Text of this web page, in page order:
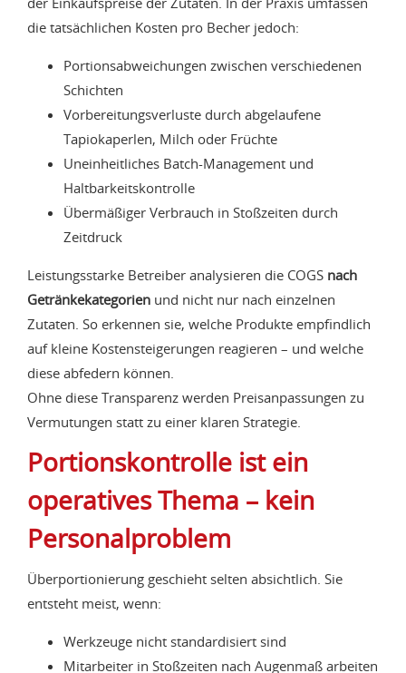
die tatsächlichen Kosten pro Becher jedoch:
Portionsabweichungen zwischen verschiedenen
Schichten
Vorbereitungsverluste durch abgelaufene
Tapiokaperlen, Milch oder Früchte
Uneinheitliches Batch-Management und
Haltbarkeitskontrolle
Übermäßiger Verbrauch in Stoßzeiten durch
Zeitdruck
Leistungsstarke Betreiber analysieren die COGS nach
Getränkekategorien und nicht nur nach einzelnen
Zutaten. So erkennen sie, welche Produkte empfindlich
auf kleine Kostensteigerungen reagieren – und welche
diese abfedern können.
Ohne diese Transparenz werden Preisanpassungen zu
Vermutungen statt zu einer klaren Strategie.
Portionskontrolle ist ein
operatives Thema – kein
Personalproblem
Überportionierung geschieht selten absichtlich. Sie
entsteht meist, wenn:
Werkzeuge nicht standardisiert sind
Mitarbeiter in Stoßzeiten nach Augenmaß arbeiten